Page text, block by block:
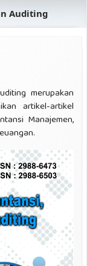
Auditing
merupakan
artikel-artikel
Manajemen,